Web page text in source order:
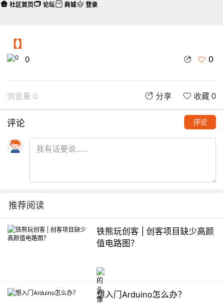
【】
0 0
浏览量 0 分享 收藏 0
评论 评论
推荐阅读
铁熊玩创客 | 创客项目缺少高颜
值电路图？
想入门Arduino怎么办？
社区首页 论坛 商城 登录